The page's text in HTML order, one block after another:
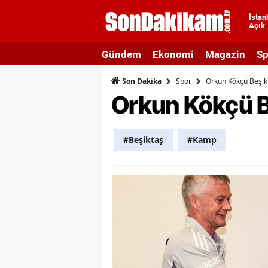
Açık
Gündem Ekonomi Magazin
Son Dakika Spor Orkun Kökçü
Orkun Kökçü
#Beşiktaş #Kamp